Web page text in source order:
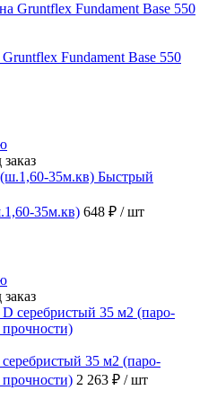
Fundament Base 550
Быстрый
35м.кв) 648 ₽ / шт
35 м2 (паро-
2 263 ₽ / шт